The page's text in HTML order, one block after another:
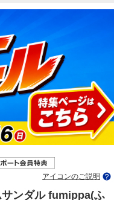
器
アイコンのご説明
ンダル fumippa(ふ